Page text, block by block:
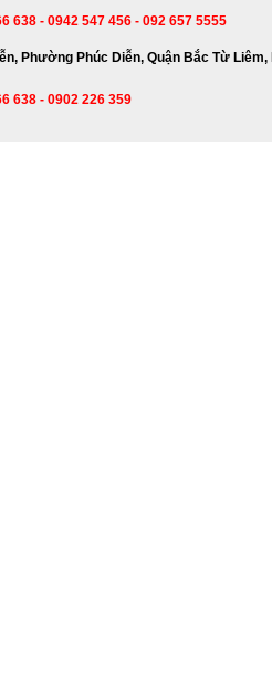
638 - 0942 547 456 - 092 657 5555
Phường Phúc Diễn, Quận Bắc Từ Liêm,
638 - 0902 226 359